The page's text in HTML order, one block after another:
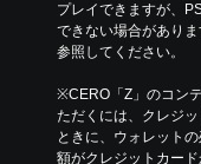
プレイできますが、
できない場合があり
参照してください。
※CERO「Z」のコン
ただくには、クレジ
ときに、ウォレット
額がクレジットカード